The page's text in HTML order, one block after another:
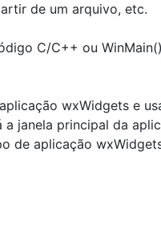
de um arquivo, etc.
C/C++ ou
wxWidgets e
janela principal da
de aplicação